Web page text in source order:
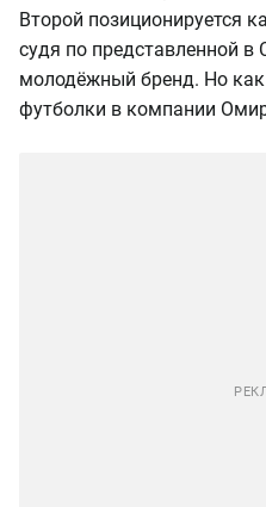
Второй позиционируется
судя по представленной в
молодёжный бренд. Но
футболки в компании